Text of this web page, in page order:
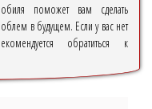
поможет вам сделать
в будущем. Если у вас нет
обратиться к